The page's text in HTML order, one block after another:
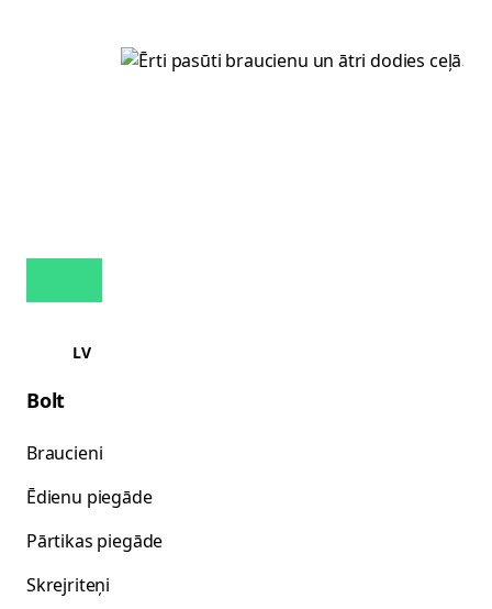
LV
Bolt
Braucieni
Ēdienu piegāde
Pārtikas piegāde
Skrejriteņi